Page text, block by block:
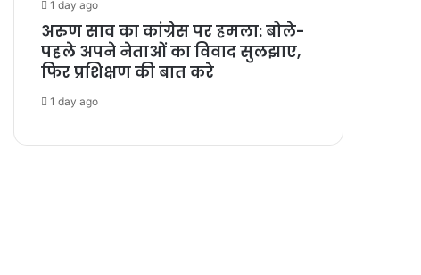
1 day ago
अरुण साव का कांग्रेस पर हमला: बोले-
पहले अपने नेताओं का विवाद सुलझाए,
फिर प्रशिक्षण की बात करे
1 day ago